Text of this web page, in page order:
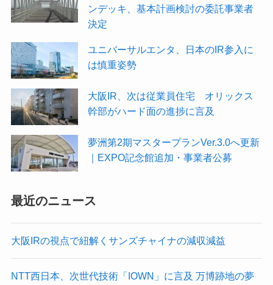
ンデッキ、基本計画検討の委託事業者
決定
ユニバーサルエンタ、日本のIR参入に
は慎重姿勢
大阪IR、次は従業員住宅 オリックス
幹部がハード面の進捗に言及
夢洲第2期マスタープランVer.3.0へ更新
｜EXPO記念館追加・事業者公募
最近のニュース
大阪IRの視点で紐解くサンズチャイナの減収減益
NTT西日本、次世代技術「IOWN」に言及 万博跡地の夢